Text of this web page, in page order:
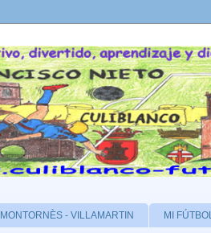
MONTORNÈS - VILLAMARTIN MI FÚTBOL